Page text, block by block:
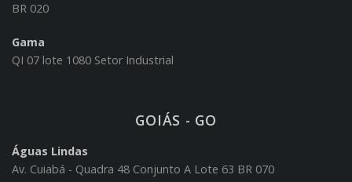
BR 020
Gama
QI 07 lote 1080 Setor Industrial
GOIÁS - GO
Águas Lindas
Av. Cuiabá - Quadra 48 Conjunto A Lote 63 BR 070